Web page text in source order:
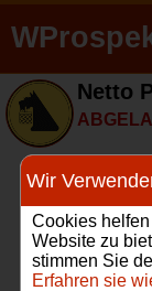
Netto
Wir
Cookies
Website zu
stimmen Sie
Erfahren sie